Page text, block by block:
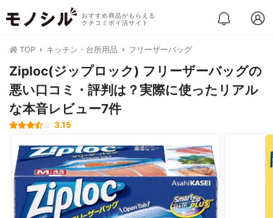
おすすめ商品がもらえる
クチコミポイ活サイト
TOP キッチン・台所用品 フリーザーバッグ
Ziploc(ジップロック) フリーザーバッグの
悪い口コミ・評判は？実際に使ったリアル
な本音レビュー7件
3.15